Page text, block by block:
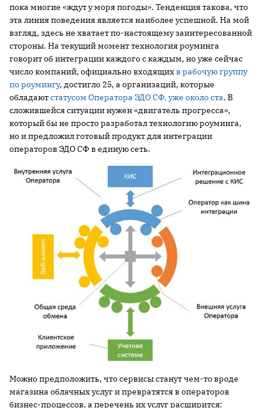
пока многие «ждут у моря погоды». Тенденция такова, что
эта линия поведения является наиболее успешной. На мой
взгляд, здесь не хватает по-настоящему заинтересованной
стороны. На текущий момент технология роуминга
говорит об интеграции каждого с каждым, но уже сейчас
число компаний, официально входящихв рабочую группу
по роумингу, достигло 25, а организаций, которые
обладаютстатусом Оператора ЭДО СФ, уже около ста. В
сложившейся ситуации нужен «двигатель прогресса»,
который бы не просто разработал технологию роуминга,
но и предложил готовый продукт для интеграции
операторов ЭДО СФ в единую сеть.
Можно предположить, что сервисы станут чем-то вроде
магазина облачных услуг и превратятся в операторов
бизнес-процессов, а перечень их услуг расширится: